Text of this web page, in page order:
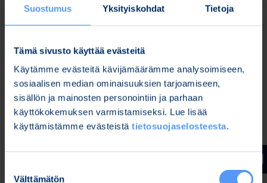
Suostumus Yksityiskohdat Tietoja
Tämä sivusto käyttää evästeitä
Käytämme evästeitä kävijämäärämme analysoimiseen,
sosiaalisen median ominaisuuksien tarjoamiseen,
sisällön ja mainosten personointiin ja parhaan
käyttökokemuksen varmistamiseksi. Lue lisää
käyttämistämme evästeistä tietosuojaselosteesta.
Välttämätön
28.8.2023
25, 2023
OMIEN
OSAKKEIDEN
HANKINTA
25.8.2023
ELOKUU
Bittium Oyj:
OMIEN